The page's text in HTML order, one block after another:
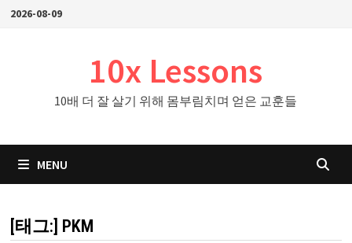
Skip2026-08-09
10x Lessons
10배 더 잘 살기 위해 몸부림치며 얻은 교훈들
MENU
[태그:] PKM